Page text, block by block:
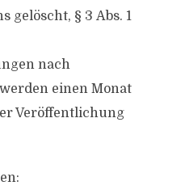
gelöscht, § 3 Abs. 1
nach
einen Monat
Veröffentlichung